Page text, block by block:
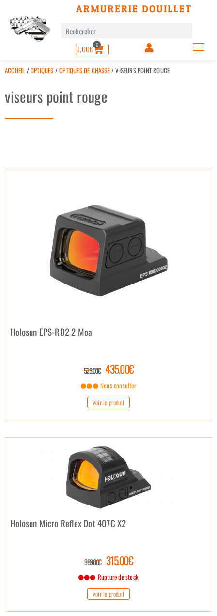
ARMURERIE DOUILLET
0,00€ 0
ACCUEIL /OPTIQUES /OPTIQUES DE CHASSE/ VISEURS POINT ROUGE
viseurs point rouge
Holosun EPS-RD2 2 Moa
525.00€ 435.00€
Nous consulter
Voir le produit
Holosun Micro Reflex Dot 407C X2
369.00€ 315.00€
Rupture de stock
Voir le produit